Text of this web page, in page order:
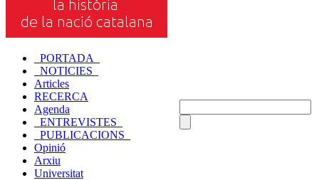
_PORTADA_
_NOTICIES_
Articles
RECERCA
Agenda
_ENTREVISTES_
_PUBLICACIONS_
Opinió
Arxiu
Universitat